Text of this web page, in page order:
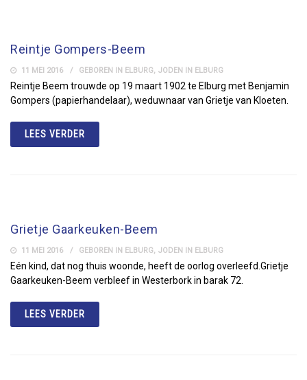
Reintje Gompers-Beem
11 MEI 2016 GEBOREN IN ELBURG, JODEN IN ELBURG
Reintje Beem trouwde op 19 maart 1902 te Elburg met Benjamin
Gompers (papierhandelaar), weduwnaar van Grietje van Kloeten.
LEES VERDER
Grietje Gaarkeuken-Beem
11 MEI 2016 GEBOREN IN ELBURG, JODEN IN ELBURG
Eén kind, dat nog thuis woonde, heeft de oorlog overleefd.Grietje
Gaarkeuken-Beem verbleef in Westerbork in barak 72.
LEES VERDER